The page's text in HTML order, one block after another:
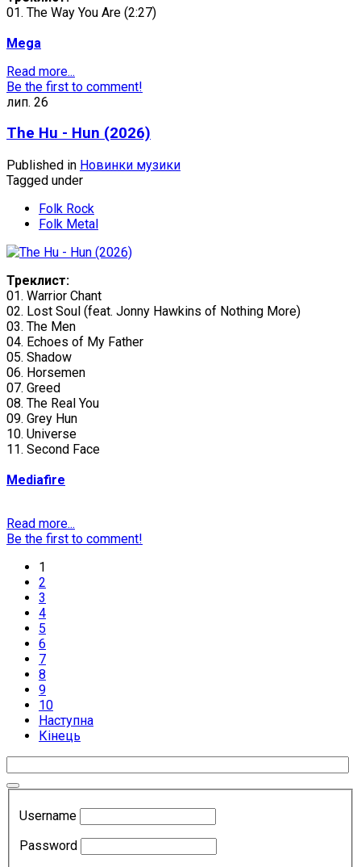
01. The Way You Are (2:27)
Mega
Read more...
Be the first to comment!
лип. 26
The Hu - Hun (2026)
Published in Новинки музики
Tagged under
Folk Rock
Folk Metal
Треклист:
01. Warrior Chant
02. Lost Soul (feat. Jonny Hawkins of Nothing More)
03. The Men
04. Echoes of My Father
05. Shadow
06. Horsemen
07. Greed
08. The Real You
09. Grey Hun
10. Universe
11. Second Face
Mediafire
Read more...
Be the first to comment!
1
2
3
4
5
6
7
8
9
10
Наступна
Кінець
Username
Password